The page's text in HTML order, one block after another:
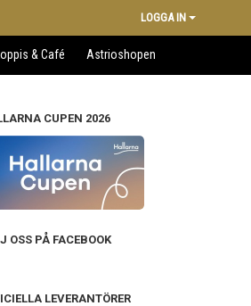
LOGGA IN
& Café Astrioshopen
CUPEN 2026
OSS PÅ FACEBOOK
LEVERANTÖRER